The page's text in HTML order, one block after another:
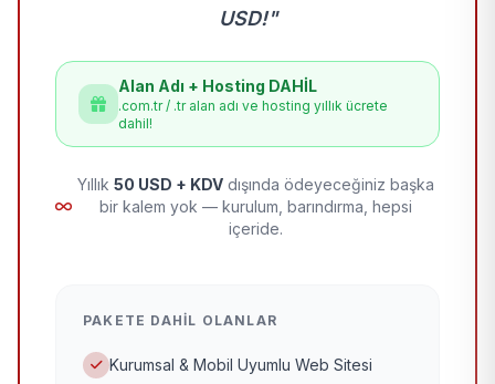
USD!"
Alan Adı + Hosting DAHİL
.com.tr / .tr alan adı ve hosting yıllık ücrete
dahil!
Yıllık 50 USD + KDV dışında ödeyeceğiniz başka
bir kalem yok — kurulum, barındırma, hepsi
içeride.
PAKETE DAHIL OLANLAR
Kurumsal & Mobil Uyumlu Web Sitesi